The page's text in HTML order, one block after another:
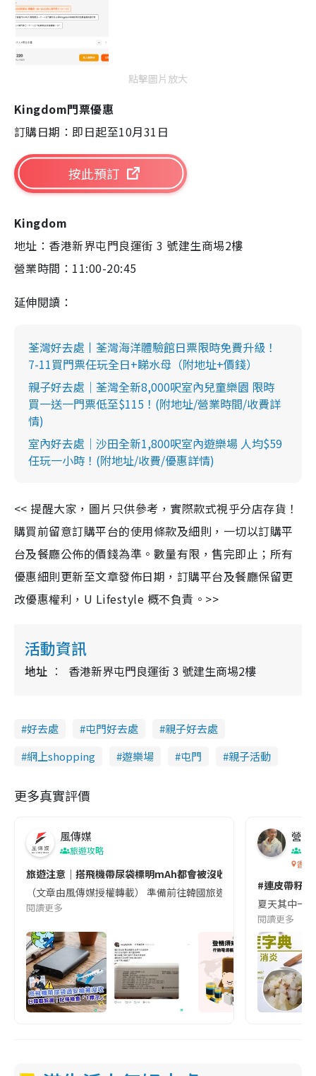
點擊圖片放大
Kingdom門票優惠
訂購日期：即日起至10月31日
按此預訂
Kingdom
地址：香港新界屯門良運街 3 號建生商埸2樓
營業時間：11:00-20:45
延伸閱讀：
荃灣好去處丨荃灣海洋體驗館日票限時免費升級！
7-11買門票任玩全日+睇水母（附地址+價錢）
親子好去處｜荃灣全新8,000呎室內兒童樂園 限時
買一送一門票低至$115！(附地址/營業時間/收費詳
情)
室內好去處｜沙田全新1,800呎室內遊樂場 人均$59
任玩一小時！(附地址/收費/優惠詳情)
<<提醒大家，圖片只供參考，實際款式視乎分店存貨！
購買前留意訂購平台的使用條款及細則，一切以訂購平
台及餐廳公佈的價錢為準。數量有限，售完即止；所有
優惠細則更新至文章發佈日期，訂購平台及餐廳保留更
改優惠權利， U Lifestyle 概不負責。 >>
活動資訊
地址 香港新界屯門良運街 3 號建生商埸2樓
好去處 屯門好去處
親子好去處
網上shopping
遊樂場 屯門 親子活動
更多真實評價
風傳媒
旅遊攻略
旅遊注意｜搭飛機帶尿袋標明mAh都會被沒收😱出發前切記檢查
（文章由風傳媒授權轉載） 準備前往韓國旅遊的民眾，近期要
閱讀更多
營養
香港
#連皮帶籽
夏天其中一
閱讀更多